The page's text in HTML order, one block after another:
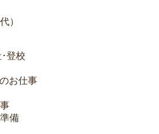
）
登校
お仕事
備